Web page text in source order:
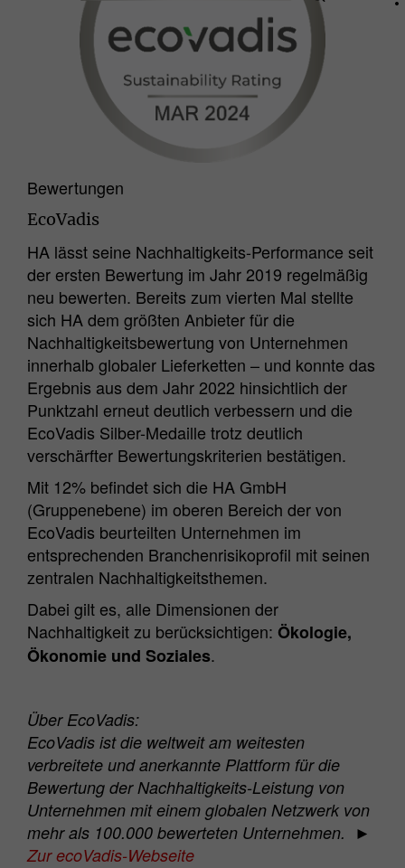
Bewertungen
EcoVadis
HA lässt seine Nachhaltigkeits-Performance seit
der ersten Bewertung im Jahr 2019 regelmäßig
neu bewerten. Bereits zum vierten Mal stellte
sich HA dem größten Anbieter für die
Nachhaltigkeitsbewertung von Unternehmen
innerhalb globaler Lieferketten – und konnte das
Ergebnis aus dem Jahr 2022 hinsichtlich der
Punktzahl erneut deutlich verbessern und die
EcoVadis Silber-Medaille trotz deutlich
verschärfter Bewertungskriterien bestätigen.
Mit 12% befindet sich die HA GmbH
(Gruppenebene) im oberen Bereich der von
EcoVadis beurteilten Unternehmen im
entsprechenden Branchenrisikoprofil mit seinen
zentralen Nachhaltigkeitsthemen.
Dabei gilt es, alle Dimensionen der
Nachhaltigkeit zu berücksichtigen: Ökologie,
Ökonomie und Soziales.
Über EcoVadis:
EcoVadis ist die weltweit am weitesten
verbreitete und anerkannte Plattform für die
Bewertung der Nachhaltigkeits-Leistung von
Unternehmen mit einem globalen Netzwerk von
mehr als 100.000 bewerteten Unternehmen. ►
Zur ecoVadis-Webseite
Nutzungsverhalten anonymisiert erfasst.
_pk_id.*
Matomo Server Hüttenes-Albertus
Chemische Werke GmbH (HA Group)
Laufzeit
Zweck
Name _pk_ses.*
Anbieter
Matomo Server Hüttenes-Albertus
Chemische Werke GmbH (HA Group)
Laufzeit 30 min
Zweck Matomo Webanalyse Session Cookie.